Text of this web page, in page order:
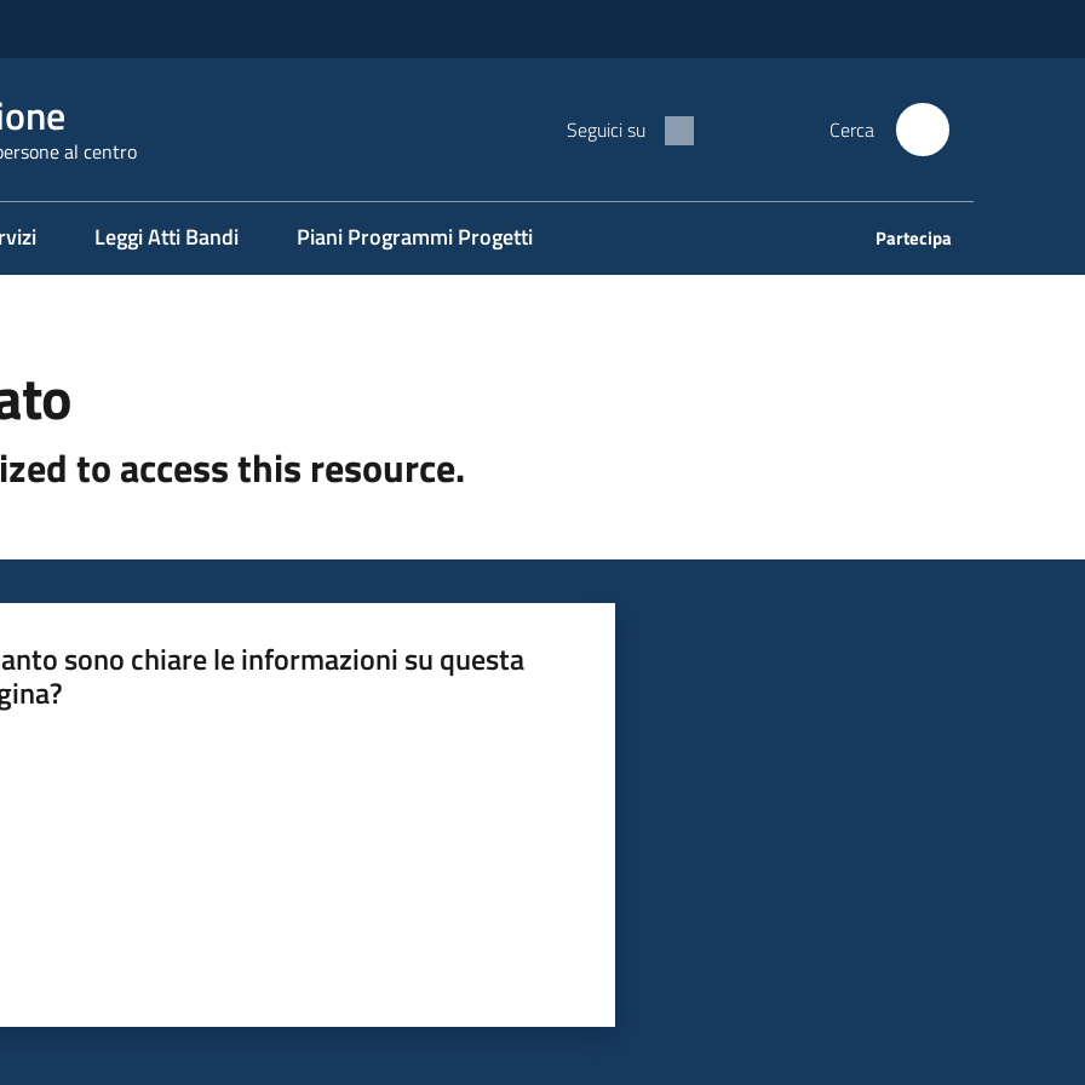
al centro
Seguici su Cerca
Leggi Atti Bandi Piani Programmi Progetti Partecipa
to access this resource.
sono chiare le informazioni su questa